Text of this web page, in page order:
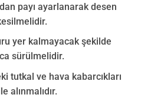
payı ayarlanarak desen
yer kalmayacak şekilde
sürülmelidir.
tutkal ve hava kabarcıkları
alınmalıdır.